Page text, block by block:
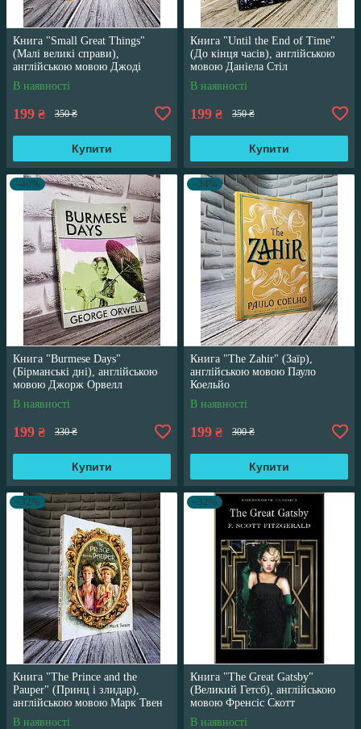
Книга "Small Great Things"
(Малі великі справи),
англійською мовою Джоді
Піколт
В наявності
199 ₴ 350 ₴
Купити
Книга "Until the End of Time"
(До кінця часів), англійською
мовою Даніела Стіл
В наявності
199 ₴ 350 ₴
Купити
–40%
Книга "Burmese Days"
(Бірманські дні), англійською
мовою Джорж Орвелл
В наявності
199 ₴ 330 ₴
Купити
–34%
Книга "The Zahir" (Заїр),
англійською мовою Пауло
Коельйо
В наявності
199 ₴ 300 ₴
Купити
–32%
Книга "The Prince and the
Pauper" (Принц і злидар),
англійською мовою Марк Твен
В наявності
–32%
Книга "The Great Gatsby"
(Великий Гетсб), англійською
мовою Френсіс Скотт
Фіцджеральд
В наявності